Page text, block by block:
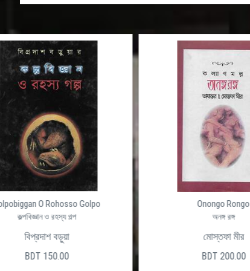
O Rohosso Golpo
কল্পবিজ্ঞান ও রহস্য গল্প
বিপ্রদাশ বড়ুয়া
BDT 150.00
Onongo Rongo
অনঙ্গ রঙ্গ
মোস্তফা মীর
BDT 200.00